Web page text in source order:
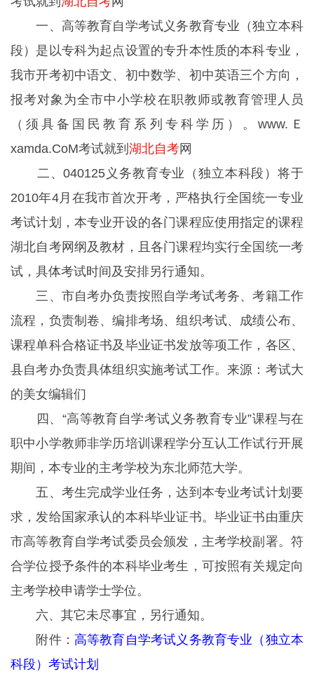
一、高等教育自学考试义务教育专业（独立本科
段）是以专科为起点设置的专升本性质的本科专业，
我市开考初中语文、初中数学、初中英语三个方向，
报考对象为全市中小学校在职教师或教育管理人员
（须具备国民教育系列专科学历）。 www.Ｅ
xamda.CoM考试就到 湖北自考网
二、040125义务教育专业（独立本科段）将于
2010年4月在我市首次开考，严格执行全国统一专业
考试计划，本专业开设的各门课程应使用指定的课程
湖北自考网纲及教材，且各门课程均实行全国统一考
试，具体考试时间及安排另行通知。
三、市自考办负责按照自学考试考务、考籍工作
流程，负责制卷、编排考场、组织考试、成绩公布、
课程单科合格证书及毕业证书发放等项工作，各区、
县自考办负责具体组织实施考试工作。来源：考试大
的美女编辑们
四、“高等教育自学考试义务教育专业”课程与在
职中小学教师非学历培训课程学分互认工作试行开展
期间，本专业的主考学校为东北师范大学。
五、考生完成学业任务，达到本专业考试计划要
求，发给国家承认的本科毕业证书。毕业证书由重庆
市高等教育自学考试委员会颁发，主考学校副署。符
合学位授予条件的本科毕业考生，可按照有关规定向
主考学校申请学士学位。
六、其它未尽事宜，另行通知。
附件： 高等教育自学考试义务教育专业（独立本
科段）考试计划